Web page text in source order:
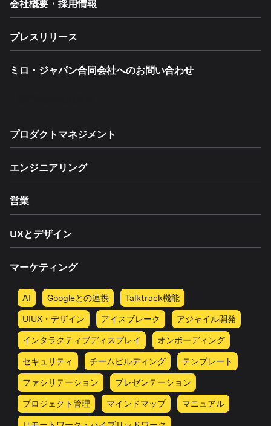
会社概要・採用情報
プレスリリース
ミロ・ジャパン合同会社へのお問い合わせ
プロダクトマネジメント
エンジニアリング
営業
UXとデザイン
マーケティング
AI Googleとの連携 Talktrack機能
UIUX・デザイン アイスブレーク アジャイル開発
インタラクティブディスプレイ オンボーディング
セキュリティ チームビルディング テンプレート
ファシリテーション プレゼンテーション
プロジェクト管理 マインドマップ マニュアル